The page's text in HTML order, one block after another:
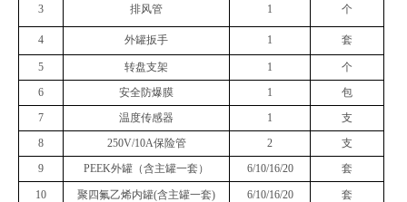
3 排风管 1 个
4 外罐扳手 1 套
5 转盘支架 1
个
6
安全防爆膜 1
包
7
温度传感器 1
支
8
250V/10A保险管 2
支
9
PEEK外罐（含主罐一套） 6/10/16/20 套
10 聚四氟乙烯内罐(含主罐一套) 6/10/16/20 套